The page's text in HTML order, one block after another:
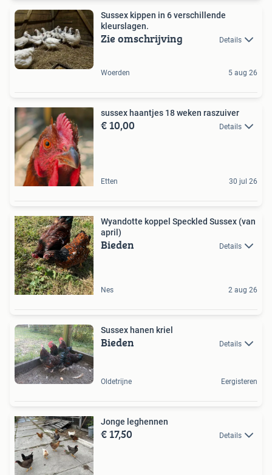
Sussex kippen in 6 verschillende
kleurslagen.
Zie omschrijving Details
Woerden 5 aug 26
sussex haantjes 18 weken raszuiver
€ 10,00 Details
Etten 30 jul 26
Wyandotte koppel Speckled Sussex (van
april)
Bieden Details
Nes 2 aug 26
Sussex hanen kriel
Bieden Details
Oldetrijne Eergisteren
Jonge leghennen
€ 17,50 Details